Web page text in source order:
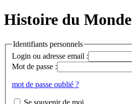
Histoire du Monde
Identifiants personnels
Login ou adresse email :
Mot de passe :
mot de passe oublié ?